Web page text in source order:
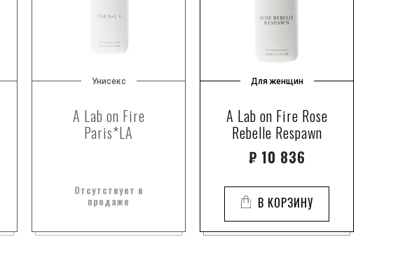
Унисекс
A Lab on Fire
Paris*LA
Отсутствует в
продаже
Для женщин
A Lab on Fire Rose
Rebelle Respawn
₽ 10 836
В КОРЗИНУ